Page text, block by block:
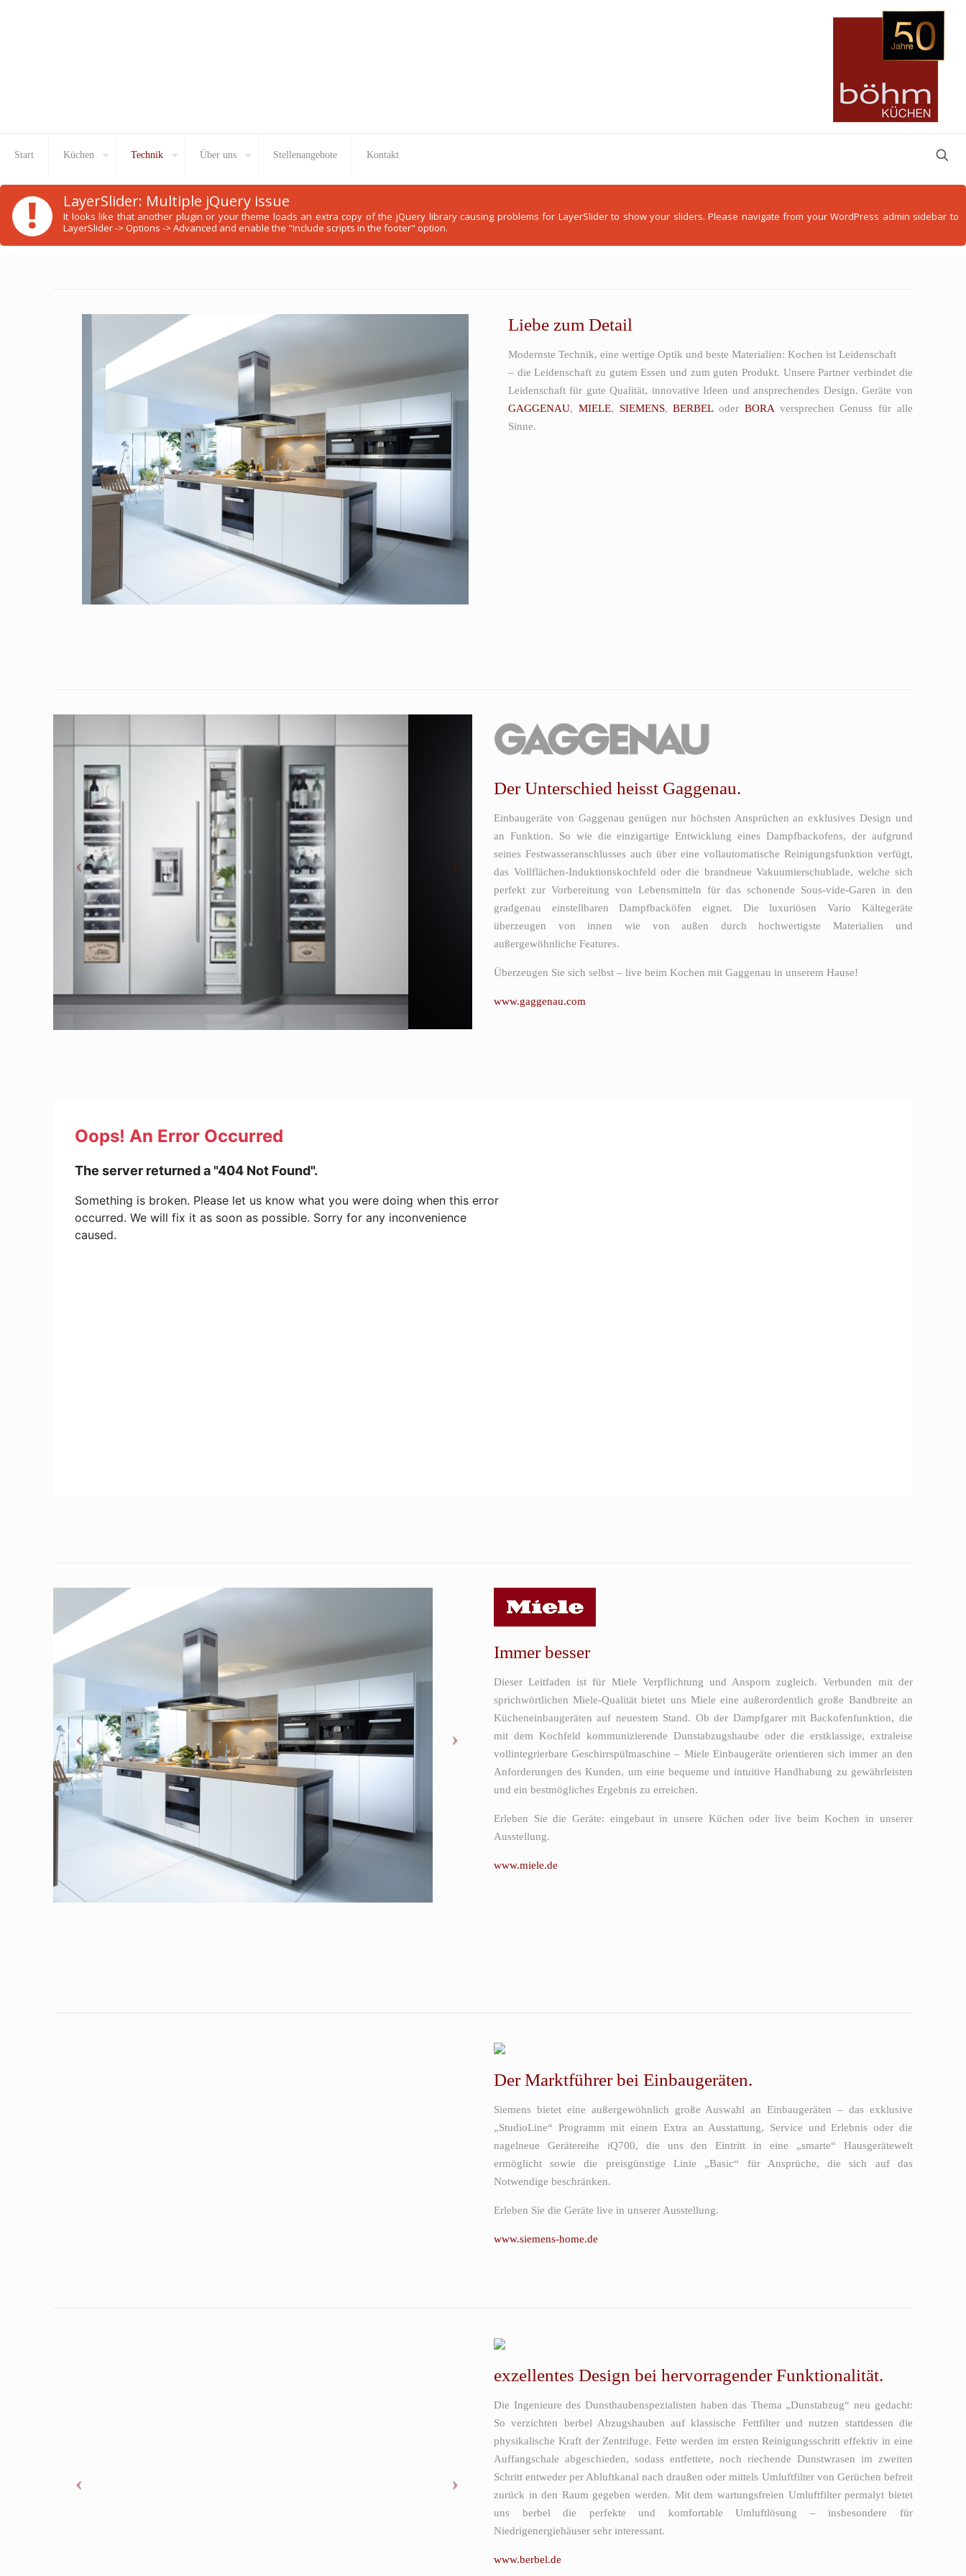
Start Küchen Technik Über uns Stellenangebote Kontakt
! LayerSlider: Multiple jQuery issue
It looks like that another plugin or your theme loads an extra copy of the jQuery library causing problems for LayerSlider to show your sliders. Please navigate from your WordPress admin sidebar to
LayerSlider -> Options -> Advanced and enable the "Include scripts in the footer" option.
Liebe zum Detail
Modernste Technik, eine wertige Optik und beste Materialien: Kochen ist Leidenschaft
– die Leidenschaft zu gutem Essen und zum guten Produkt. Unsere Partner verbindet die
Leidenschaft für gute Qualität, innovative Ideen und ansprechendes Design. Geräte von
GAGGENAU, MIELE, SIEMENS,BERBELoder BORAversprechen Genuss für alle
Sinne.
Der Unterschied heisst Gaggenau.
Einbaugeräte von Gaggenau genügen nur höchsten Ansprüchen an exklusives Design und
an Funktion. So wie die einzigartige Entwicklung eines Dampfbackofens, der aufgrund
seines Festwasseranschlusses auch über eine vollautomatische Reinigungsfunktion verfügt,
das Vollflächen-Induktionskochfeld oder die brandneue Vakuumierschublade, welche sich
perfekt zur Vorbereitung von Lebensmitteln für das schonende Sous-vide-Garen in den
gradgenau einstellbaren Dampfbacköfen eignet. Die luxuriösen Vario Kältegeräte
überzeugen von innen wie von außen durch hochwertigste Materialien und
außergewöhnliche Features.
Überzeugen Sie sich selbst – live beim Kochen mit Gaggenau in unserem Hause!
www.gaggenau.com
Immer besser
Dieser Leitfaden ist für Miele Verpflichtung und Ansporn zugleich. Verbunden mit der
sprichwörtlichen Miele-Qualität bietet uns Miele eine außerordentlich große Bandbreite an
Kücheneinbaugeräten auf neuestem Stand. Ob der Dampfgarer mit Backofenfunktion, die
mit dem Kochfeld kommunizierende Dunstabzugshaube oder die erstklassige, extraleise
vollintegrierbare Geschirrspülmaschine – Miele Einbaugeräte orientieren sich immer an den
Anforderungen des Kunden, um eine bequeme und intuitive Handhabung zu gewährleisten
und ein bestmögliches Ergebnis zu erreichen.
Erleben Sie die Geräte: eingebaut in unsere Küchen oder live beim Kochen in unserer
Ausstellung.
www.miele.de
Der Marktführer bei Einbaugeräten.
Siemens bietet eine außergewöhnlich große Auswahl an Einbaugeräten – das exklusive
„StudioLine“ Programm mit einem Extra an Ausstattung, Service und Erlebnis oder die
nagelneue Gerätereihe iQ700, die uns den Eintritt in eine „smarte“ Hausgerätewelt
ermöglicht sowie die preisgünstige Linie „Basic“ für Ansprüche, die sich auf das
Notwendige beschränken.
Erleben Sie die Geräte live in unserer Ausstellung.
www.siemens-home.de
exzellentes Design bei hervorragender Funktionalität.
Die Ingenieure des Dunsthaubenspezialisten haben das Thema „Dunstabzug“ neu gedacht:
So verzichten berbel Abzugshauben auf klassische Fettfilter und nutzen stattdessen die
physikalische Kraft der Zentrifuge. Fette werden im ersten Reinigungsschritt effektiv in eine
Auffangschale abgeschieden, sodass entfettete, noch riechende Dunstwrasen im zweiten
Schritt entweder per Abluftkanal nach draußen oder mittels Umluftfilter von Gerüchen befreit
zurück in den Raum gegeben werden. Mit dem wartungsfreien Umluftfilter permalyt bietet
uns berbel die perfekte und komfortable Umluftlösung – insbesondere für
Niedrigenergiehäuser sehr interessant.
www.berbel.de